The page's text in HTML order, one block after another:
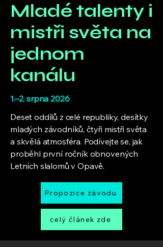
Mladé talenty i
mistři světa na
jednom
kanálu
1.–2. srpna 2026
Deset oddílů z celé republiky, desítky
mladých závodníků, čtyři mistři světa
a skvělá atmosféra. Podívejte se, jak
proběhl první ročník obnovených
Letních slalomů v Opavě.
Propozice závodu
celý článek zde